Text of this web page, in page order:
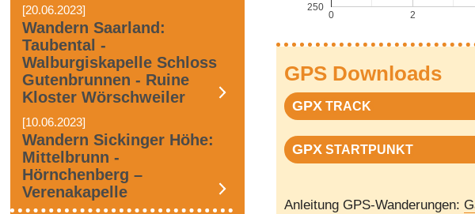
0 2
250
GPS Downloads
GPX TRACK
GPX STARTPUNKT
Anleitung GPS-Wanderungen:
[20.06.2023]
Wandern Saarland:
Taubental -
Walburgiskapelle Schloss
Gutenbrunnen - Ruine
Kloster Wörschweiler
[10.06.2023]
Wandern Sickinger Höhe:
Mittelbrunn -
Hörnchenberg –
Verenakapelle